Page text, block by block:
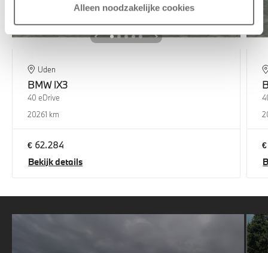
Alleen noodzakelijke cookies
Uden
BMW iX3
40 eDrive
20261 km
€ 62.284
Bekijk details